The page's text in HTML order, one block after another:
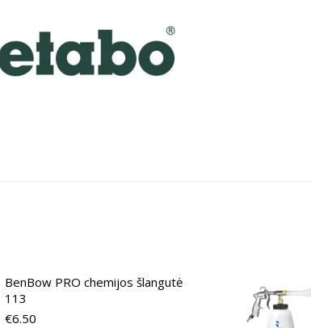
BenBow PRO chemijos šlangutė
113
€6.50